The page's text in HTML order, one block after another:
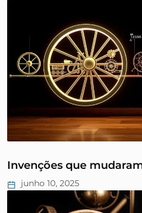
Invenções que
junho 10, 2025